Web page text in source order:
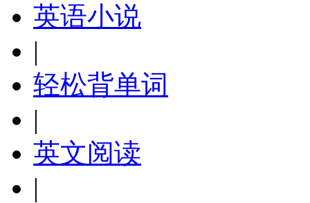
英语小说
|
轻松背单词
|
英文阅读
|